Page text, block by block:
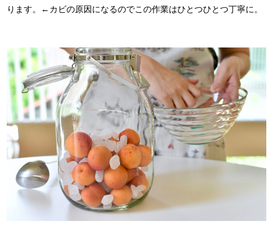
ります。←カビの原因になるのでこの作業はひとつひとつ丁寧に。